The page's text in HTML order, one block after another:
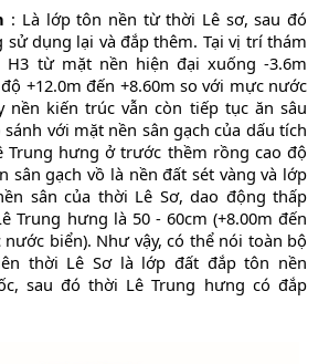
: Là lớp tôn nền từ thời Lê sơ, sau đó
sử dụng lại và đắp thêm. Tại vị trí thám
từ mặt nền hiện đại xuống -3.6m
+12.0m đến +8.60m so với mực nước
nền kiến trúc vẫn còn tiếp tục ăn sâu
với mặt nền sân gạch của dấu tích
Trung hưng ở trước thềm rồng cao độ
sân gạch vồ là nền đất sét vàng và lớp
sân của thời Lê Sơ, dao động thấp
Trung hưng là 50 - 60cm (+8.00m đến
biển). Như vậy, có thể nói toàn bộ
thời Lê Sơ là lớp đất đắp tôn nền
sau đó thời Lê Trung hưng có đắp